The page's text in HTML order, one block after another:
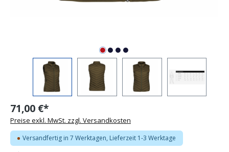
71,00 €*
Preise exkl. MwSt. zzgl. Versandkosten
Versandfertig in 7 Werktagen, Lieferzeit 1-3 Werktage